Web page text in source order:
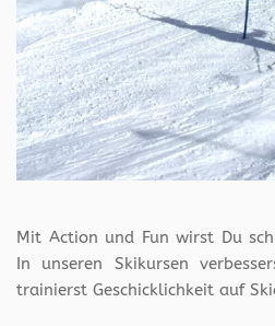
Mit Action und Fun wirst Du
In unseren Skikursen
trainierst Geschicklichkeit auf